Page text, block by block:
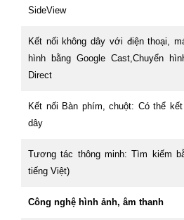
SideView
Kết nối không dây với điện thoại,
hình bằng Google Cast,Chuyển
Direct
Kết nối Bàn phím, chuột: Có thể
dây
Tương tác thông minh: Tìm kiếm
tiếng Việt)
Công nghệ hình ảnh, âm thanh